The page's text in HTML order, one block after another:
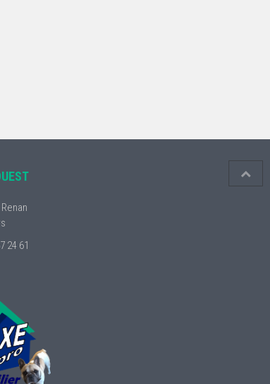
24 61